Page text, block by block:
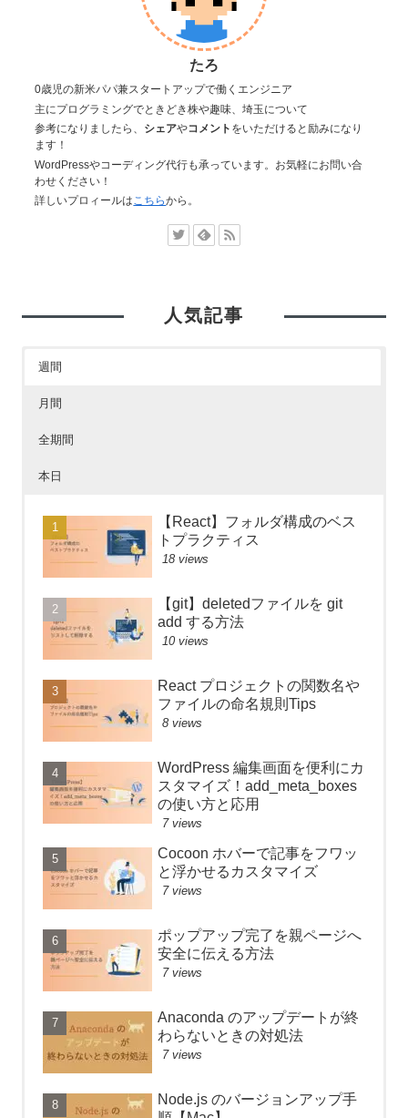
たろ
0歳児の新米パパ兼スタートアップで働くエンジニア
主にプログラミングでときどき株や趣味、埼玉について
参考になりましたら、 シェアやコメント をいただけると励みになり
ます！
WordPressやコーディング代行も承っています。お気軽にお問い合
わせください！
詳しいプロィールは こちらから。
人気記事
週間
月間
全期間
本日
【React】フォルダ構成のベス
トプラクティス
18 views
【git】deletedファイルを git
add する方法
10 views
React プロジェクトの関数名や
ファイルの命名規則Tips
8 views
WordPress 編集画面を便利にカ
スタマイズ！add_meta_boxes
の使い方と応用
7 views
Cocoon ホバーで記事をフワッ
と浮かせるカスタマイズ
7 views
ポップアップ完了を親ページへ
安全に伝える方法
7 views
Anaconda のアップデートが終
わらないときの対処法
7 views
Node.js のバージョンアップ手